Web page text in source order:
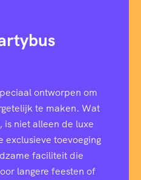
ontworpen om
te maken. Wat
is niet alleen de luxe
exclusieve toevoeging
faciliteit die
langere feesten of